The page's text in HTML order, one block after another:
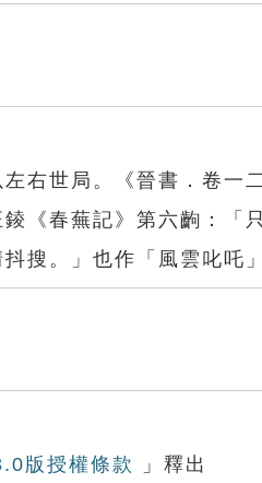
右世局。《晉書．卷一
《春蕪記》第六齣：「
搜。」也作「風雲叱吒
版授權條款 」釋出